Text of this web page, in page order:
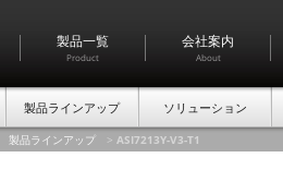
製品一覧
Product
会社案内
About
製品ラインアップ ソリューション
製品ラインアップ > ASI7213Y-V3-T1